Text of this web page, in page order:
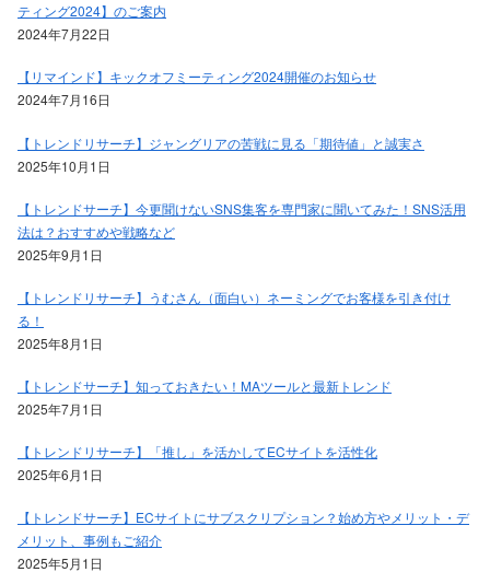
ティング2024】のご案内
2024年7月22日
【リマインド】キックオフミーティング2024開催のお知らせ
2024年7月16日
【トレンドリサーチ】ジャングリアの苦戦に見る「期待値」と誠実さ
2025年10月1日
【トレンドサーチ】今更聞けないSNS集客を専門家に聞いてみた！SNS活用
法は？おすすめや戦略など
2025年9月1日
【トレンドリサーチ】うむさん（面白い）ネーミングでお客様を引き付け
る！
2025年8月1日
【トレンドサーチ】知っておきたい！MAツールと最新トレンド
2025年7月1日
【トレンドリサーチ】「推し」を活かしてECサイトを活性化
2025年6月1日
【トレンドサーチ】ECサイトにサブスクリプション？始め方やメリット・デ
メリット、事例もご紹介
2025年5月1日